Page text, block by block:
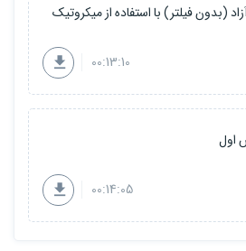
(بدون فیلتر) با استفاده از میکروتیک
00:13:10
00:14:05